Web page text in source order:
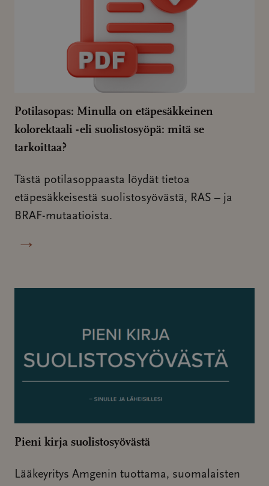
Potilasopas: Minulla on etäpesäkkeinen
kolorektaali -eli suolistosyöpä: mitä se
tarkoittaa?
Tästä potilasoppaasta löydät tietoa
etäpesäkkeisestä suolistosyövästä, RAS – ja
BRAF-mutaatioista.
→
Pieni kirja suolistosyövästä
Lääkeyritys Amgenin tuottama, suomalaisten